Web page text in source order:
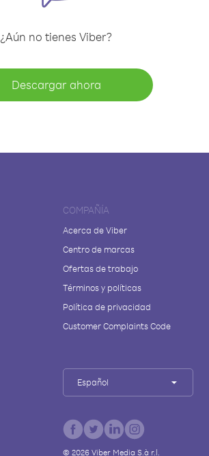
¿Aún no tienes Viber?
Descargar ahora
COMPAÑÍA
Acerca de Viber
Centro de marcas
Ofertas de trabajo
Términos y políticas
Política de privacidad
Customer Complaints Code
Español
© 2026Viber Media S.à r.l.